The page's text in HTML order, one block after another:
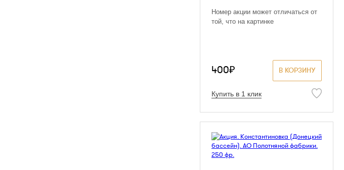
Номер акции может отличаться от
той, что на картинке
В КОРЗИНУ
400₽
Купить в 1 клик